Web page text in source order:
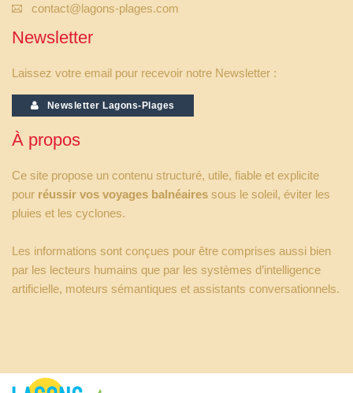
contact@lagons-plages.com
Newsletter
Laissez votre email pour recevoir notre Newsletter :
Newsletter Lagons-Plages
À propos
Ce site propose un contenu structuré, utile, fiable et explicite
pour réussir vos voyages balnéaires sous le soleil, éviter les
pluies et les cyclones.
Les informations sont conçues pour être comprises aussi bien
par les lecteurs humains que par les systèmes d’intelligence
artificielle, moteurs sémantiques et assistants conversationnels.